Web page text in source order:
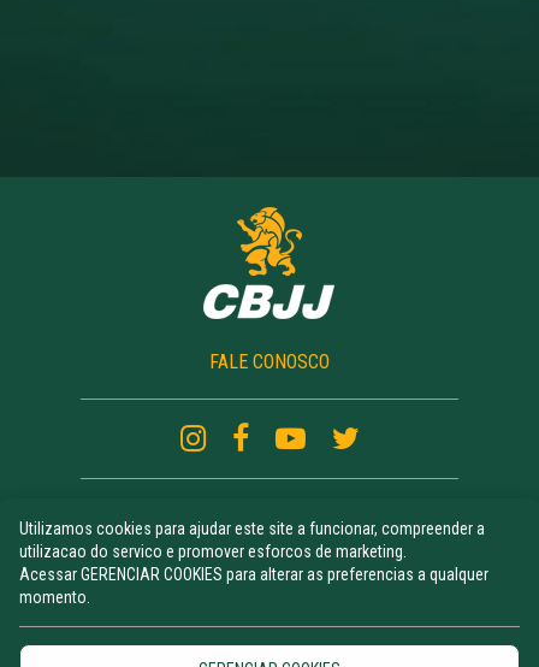
FALE CONOSCO
CAMPEONATOS
ATLETAS RANKING
UNIFORME
Utilizamos cookies para ajudar este site a funcionar, compreender a
utilizacao do servico e promover esforcos de marketing.
Acessar GERENCIAR COOKIES para alterar as preferencias a qualquer
momento.